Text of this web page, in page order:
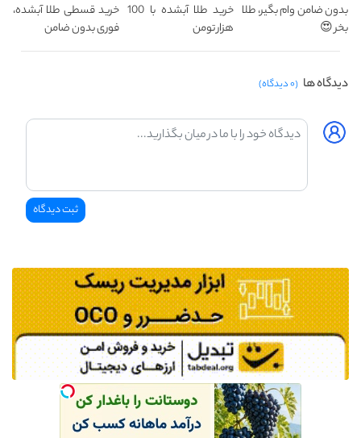
بدون ضامن وام بگیر، طلا
بخر 😍
خرید طلا آبشده با 100
هزار تومن
خرید قسطی طلا آبشده،
فوری بدون ضامن
دیدگاه ها (۰ دیدگاه)